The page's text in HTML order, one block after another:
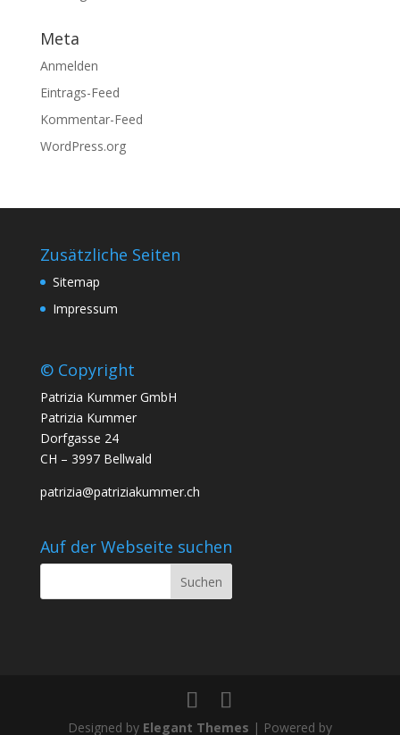
Meta
Anmelden
Eintrags-Feed
Kommentar-Feed
WordPress.org
Zusätzliche Seiten
Sitemap
Impressum
© Copyright
Patrizia Kummer GmbH
Patrizia Kummer
Dorfgasse 24
CH – 3997 Bellwald
patrizia@patriziakummer.ch
Auf der Webseite suchen
Designed by Elegant Themes | Powered by